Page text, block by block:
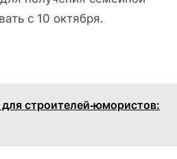
с 10 октября.
строителей‑юмористов: